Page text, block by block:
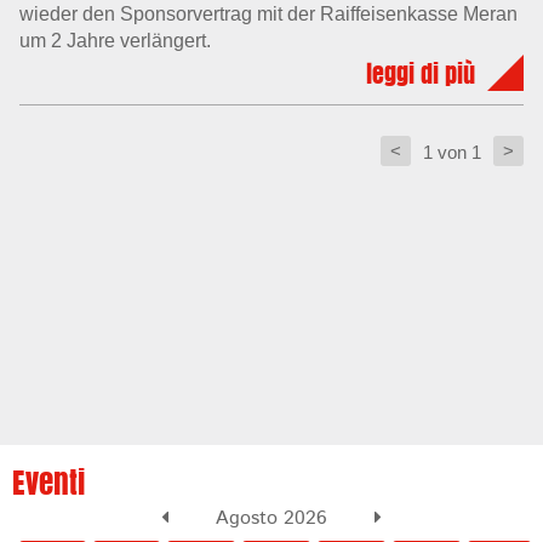
wieder den Sponsorvertrag mit der Raiffeisenkasse Meran
um 2 Jahre verlängert.
Bei der Unterschrift des Vertrages wurde von Präsident
Wichtigkeit dieser finanziellen Unterstützung hervor
gehoben, und herzlichst dem Meraner Bankinstitut,
leggi di più
< 1 von 1 >
Eventi
Agosto 2026